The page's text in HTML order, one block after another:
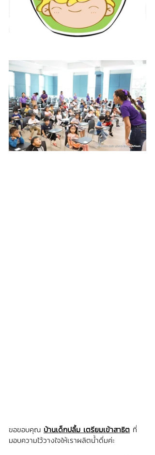
ขอขอบคุณ บ้านเด็กปลื้ม เตรียมเข้าสาธิต ที่
มอบความไว้วางใจให้เราผลิตน้ำดื่มค่ะ